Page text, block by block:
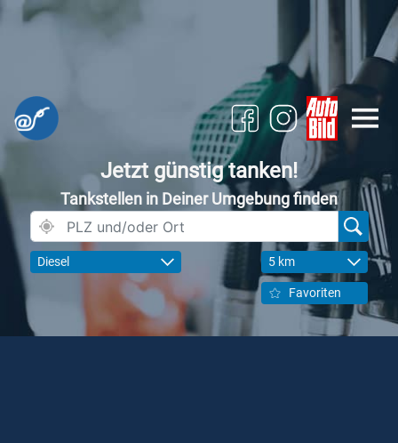
Jetzt günstig tanken!
Tankstellen in Deiner Umgebung finden
Diesel 5 km
Favoriten